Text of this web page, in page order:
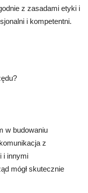
z zasadami etyki i
i kompetentni.
w budowaniu
z
i innymi
mógł skutecznie